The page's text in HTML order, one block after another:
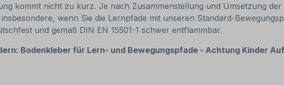
kommt nicht zu kurz. Je nach Zusammenstellung und Umsetzung
wenn Sie die Lernpfade mit unseren Standard-
und gemäß DIN EN 15501-1 schwer entflammbar.
Bodenkleber für Lern- und Bewegungspfade - Achtung Kinder